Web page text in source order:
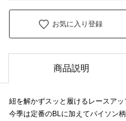
お気に入り登録
商品説明
紐を解かずスッと履けるレースアッ
今季は定番のBLに加えてパイソン柄